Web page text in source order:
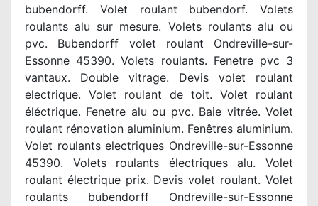
bubendorff. Volet roulant bubendorf. Volets
roulants alu sur mesure. Volets roulants alu ou
pvc. Bubendorff volet roulant Ondreville-sur-
Essonne 45390. Volets roulants. Fenetre pvc 3
vantaux. Double vitrage. Devis volet roulant
electrique. Volet roulant de toit. Volet roulant
éléctrique. Fenetre alu ou pvc. Baie vitrée. Volet
roulant rénovation aluminium. Fenêtres aluminium.
Volet roulants electriques Ondreville-sur-Essonne
45390. Volets roulants électriques alu. Volet
roulant électrique prix. Devis volet roulant. Volet
roulants bubendorff Ondreville-sur-Essonne